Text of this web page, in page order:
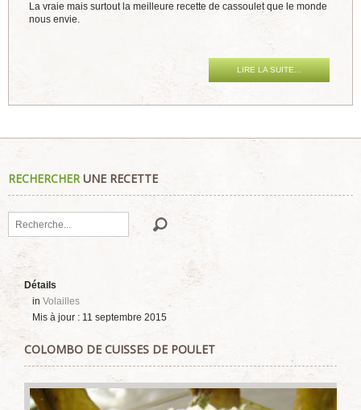
La vraie mais surtout la meilleure recette de cassoulet que le monde
nous envie.
LIRE LA SUITE...
RECHERCHERUNE RECETTE
Rechercher
Détails
in Volailles
Mis à jour : 11 septembre 2015
COLOMBO DE CUISSES DE POULET